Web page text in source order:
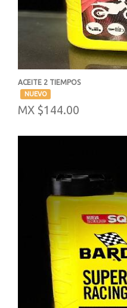
ACEITE 2 TIEMPOS
NUEVO
MX $144.00